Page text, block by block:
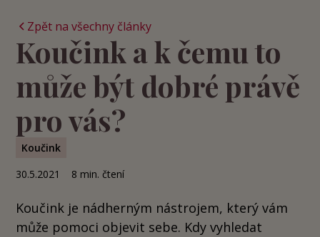
Zpět na všechny články
Koučink a k čemu to
může být dobré právě
pro vás?
Koučink
30.5.2021
8 min. čtení
Koučink je nádherným nástrojem, který vám
může pomoci objevit sebe. Kdy vyhledat